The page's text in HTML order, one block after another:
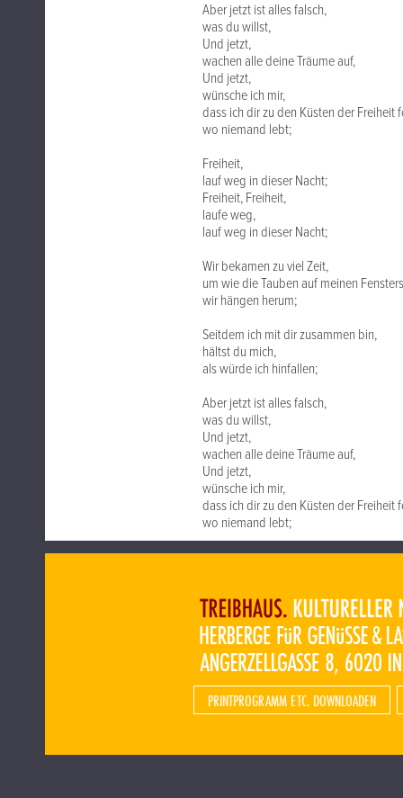
Aber jetzt ist alles falsch,
was du willst,
Und jetzt,
wachen alle deine Träume auf,
Und jetzt,
wünsche ich mir,
dass ich dir zu den Küsten der Freiheit
wo niemand lebt;
Freiheit,
lauf weg in dieser Nacht;
Freiheit, Freiheit,
laufe weg,
lauf weg in dieser Nacht;
Wir bekamen zu viel Zeit,
um wie die Tauben auf meinen
wir hängen herum;
Seitdem ich mit dir zusammen bin,
hältst du mich,
als würde ich hinfallen;
Aber jetzt ist alles falsch,
was du willst,
Und jetzt,
wachen alle deine Träume auf,
Und jetzt,
wünsche ich mir,
dass ich dir zu den Küsten der Freiheit
wo niemand lebt;
PRINTPROGRAMM ETC. DOWNLOADEN